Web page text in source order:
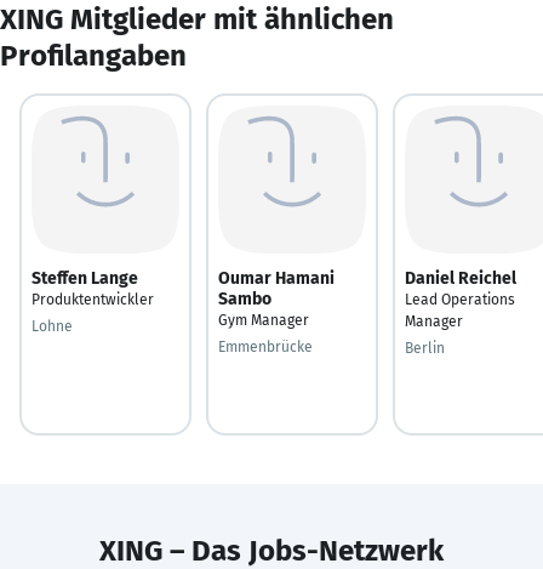
XING Mitglieder mit ähnlichen
Profilangaben
Steffen Lange
Produktentwickler
Lohne
Oumar Hamani
Sambo
Gym Manager
Emmenbrücke
Daniel Reichel
Lead Operations
Manager
Berlin
XING – Das Jobs-Netzwerk